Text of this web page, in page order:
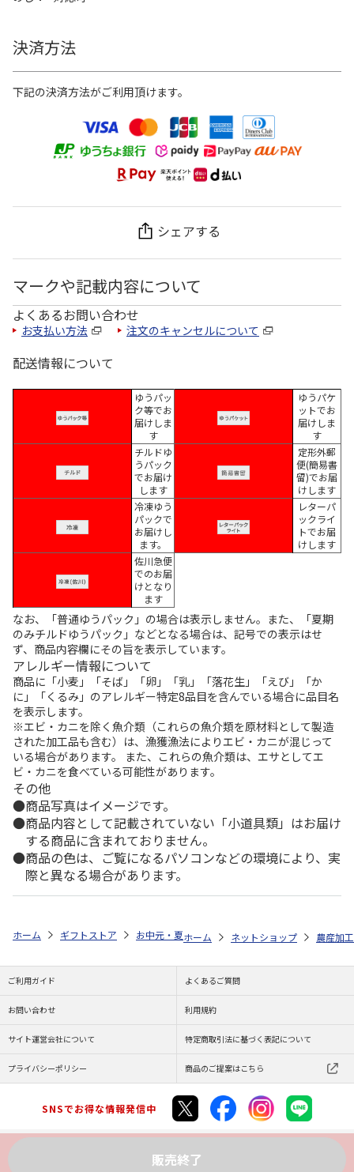
決済方法
下記の決済方法がご利用頂けます。
シェアする
マークや記載内容について
よくあるお問い合わせ
お支払い方法 注文のキャンセルについて
配送情報について
ゆうパッ
ク等でお
届けしま
す
ゆうパケ
ットでお
届けしま
す
チルドゆ
うパック
でお届け
します
定形外郵
便(簡易書
留)でお届
けします
冷凍ゆう
パックで
お届けし
ます。
レターパ
ックライ
トでお届
けします
佐川急便
でのお届
けとなり
ます
なお、「普通ゆうパック」の場合は表示しません。また、「夏期
のみチルドゆうパック」などとなる場合は、記号での表示はせ
ず、商品内容欄にその旨を表示しています。
アレルギー情報について
商品に「小麦」「そば」「卵」「乳」「落花生」「えび」「か
に」「くるみ」のアレルギー特定8品目を含んでいる場合に品目名
を表示します。
※エビ・カニを除く魚介類（これらの魚介類を原材料として製造
された加工品も含む）は、漁獲漁法によりエビ・カニが混じって
いる場合があります。 また、これらの魚介類は、エサとしてエ
ビ・カニを食べている可能性があります。
その他
商品写真はイメージです。
商品内容として記載されていない「小道具類」はお届け
する商品に含まれておりません。
商品の色は、ご覧になるパソコンなどの環境により、実
際と異なる場合があります。
販売終了
ホーム ギフトストア お中元・夏ギフト特集 2026 ゆうゆうギフト
ホーム ネットショップ 農産加
ご利用ガイド よくあるご質問
お問い合わせ 利用規約
サイト運営会社について 特定商取引法に基づく表記について
プライバシーポリシー 商品のご提案はこちら
SNSでお得な情報発信中